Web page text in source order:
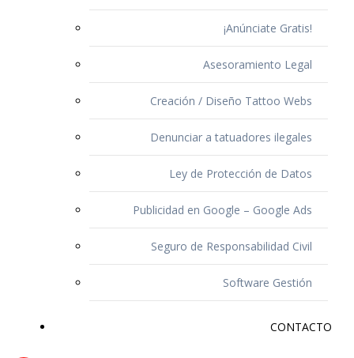
¡Anúnciate Gratis!
Asesoramiento Legal
Creación / Diseño Tattoo Webs
Denunciar a tatuadores ilegales
Ley de Protección de Datos
Publicidad en Google – Google Ads
Seguro de Responsabilidad Civil
Software Gestión
CONTACTO